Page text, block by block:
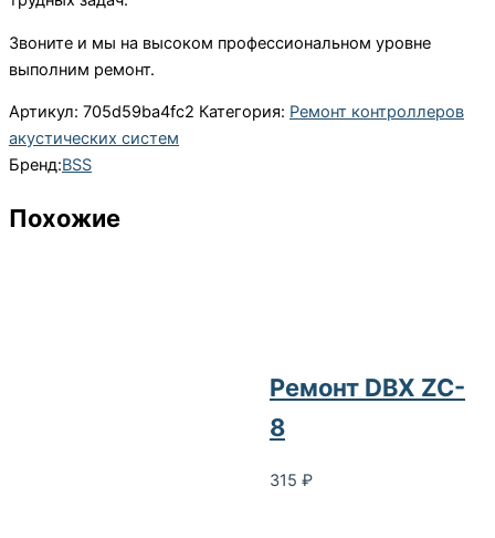
Звоните и мы на высоком профессиональном уровне
выполним ремонт.
Артикул: 705d59ba4fc2 Категория: Ремонт контроллеров
акустических систем
Бренд:BSS
Похожие
Ремонт DBX ZC-
8
315 ₽